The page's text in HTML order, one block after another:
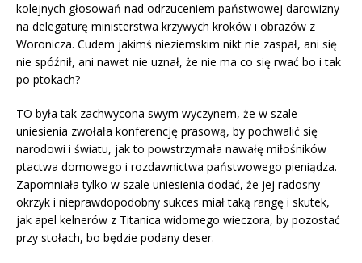
kolejnych głosowań nad odrzuceniem państwowej darowizny
na delegaturę ministerstwa krzywych kroków i obrazów z
Woronicza. Cudem jakimś nieziemskim nikt nie zaspał, ani się
nie spóźnił, ani nawet nie uznał, że nie ma co się rwać bo i tak
po ptokach?
TO była tak zachwycona swym wyczynem, że w szale
uniesienia zwołała konferencję prasową, by pochwalić się
narodowi i światu, jak to powstrzymała nawałę miłośników
ptactwa domowego i rozdawnictwa państwowego pieniądza.
Zapomniała tylko w szale uniesienia dodać, że jej radosny
okrzyk i nieprawdopodobny sukces miał taką rangę i skutek,
jak apel kelnerów z Titanica widomego wieczora, by pozostać
przy stołach, bo będzie podany deser.